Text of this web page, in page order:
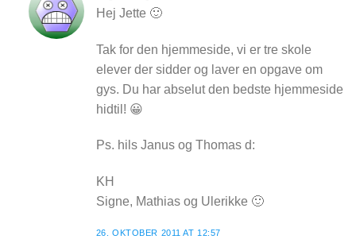
Hej Jette 🙂
Tak for den hjemmeside, vi er tre skole
elever der sidder og laver en opgave om
gys. Du har abselut den bedste hjemmeside
hidtil! 😀
Ps. hils Janus og Thomas d:
KH
Signe, Mathias og Ulerikke 🙂
26. OKTOBER 2011 AT 12:57